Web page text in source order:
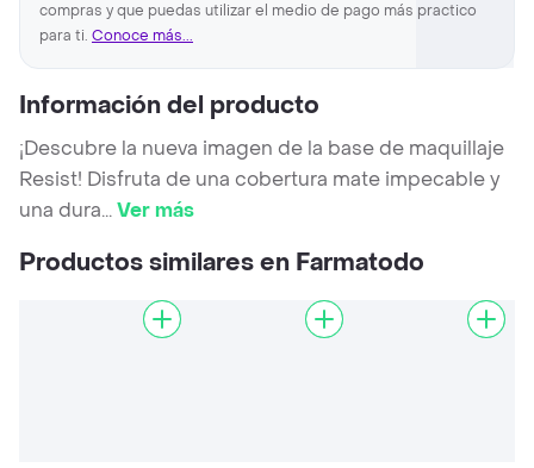
compras y que puedas utilizar el medio de pago más practico
para ti. Conoce más...
Información del producto
¡Descubre la nueva imagen de la base de maquillaje
Resist! Disfruta de una cobertura mate impecable y
una dura...Ver más
Productos similares en Farmatodo